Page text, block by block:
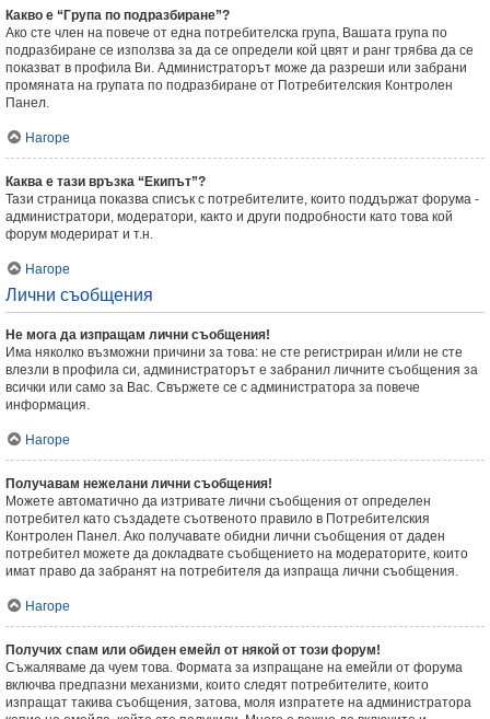
Какво е “Група по подразбиране”?
Ако сте член на повече от една потребителска група, Вашата група по
подразбиране се използва за да се определи кой цвят и ранг трябва да се
показват в профила Ви. Администраторът може да разреши или забрани
промяната на групата по подразбиране от Потребителския Контролен
Панел.
Нагоре
Каква е тази връзка “Екипът”?
Тази страница показва списък с потребителите, които поддържат форума -
администратори, модератори, както и други подробности като това кой
форум модерират и т.н.
Нагоре
Лични съобщения
Не мога да изпращам лични съобщения!
Има няколко възможни причини за това: не сте регистриран и/или не сте
влезли в профила си, администраторът е забранил личните съобщения за
всички или само за Вас. Свържете се с администратора за повече
информация.
Нагоре
Получавам нежелани лични съобщения!
Можете автоматично да изтривате лични съобщения от определен
потребител като създадете съотвеното правило в Потребителския
Контролен Панел. Ако получавате обидни лични съобщения от даден
потребител можете да докладвате съобщението на модераторите, които
имат право да забранят на потребителя да изпраща лични съобщения.
Нагоре
Получих спам или обиден емейл от някой от този форум!
Съжаляваме да чуем това. Формата за изпращане на емейли от форума
включва предпазни механизми, които следят потребителите, които
изпращат такива съобщения, затова, моля изпратете на администратора